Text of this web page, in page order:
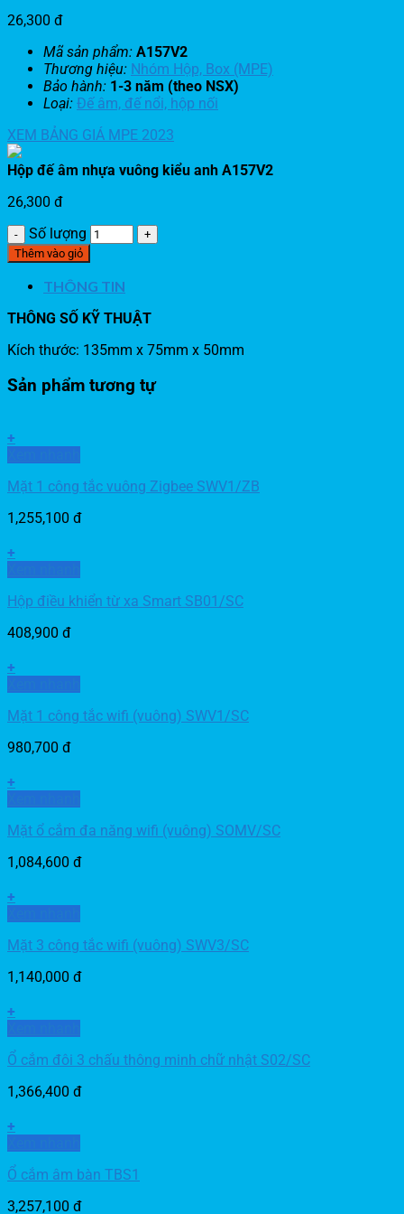
26,300 đ
Mã sản phẩm: A157V2
Thương hiệu: Nhóm Hộp, Box (MPE)
Bảo hành: 1-3 năm (theo NSX)
Loại: Đế âm, đế nổi, hộp nối
XEM BẢNG GIÁ MPE 2023
Hộp đế âm nhựa vuông kiểu anh A157V2
26,300 đ
Số lượng
Thêm vào giỏ
THÔNG TIN
THÔNG SỐ KỸ THUẬT
Kích thước: 135mm x 75mm x 50mm
Sản phẩm tương tự
+
Mặt 1 công tắc vuông Zigbee SWV1/ZB
1,255,100 đ
+
Hộp điều khiển từ xa Smart SB01/SC
408,900 đ
+
Mặt 1 công tắc wifi (vuông) SWV1/SC
980,700 đ
+
Mặt ổ cắm đa năng wifi (vuông) SOMV/SC
1,084,600 đ
+
Mặt 3 công tắc wifi (vuông) SWV3/SC
1,140,000 đ
+
Ổ cắm đôi 3 chấu thông minh chữ nhật S02/SC
1,366,400 đ
+
Ổ cắm âm bàn TBS1
3,257,100 đ